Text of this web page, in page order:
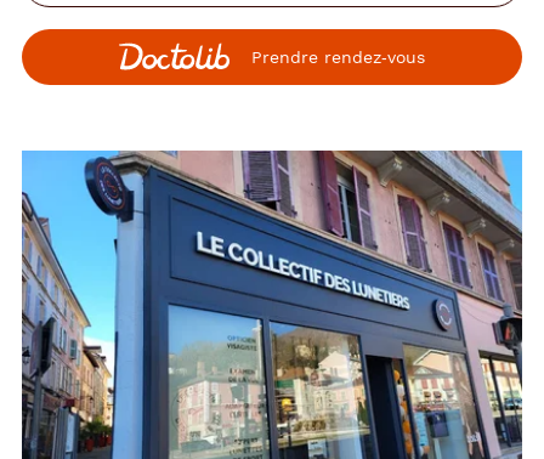
Prendre rendez‑vous